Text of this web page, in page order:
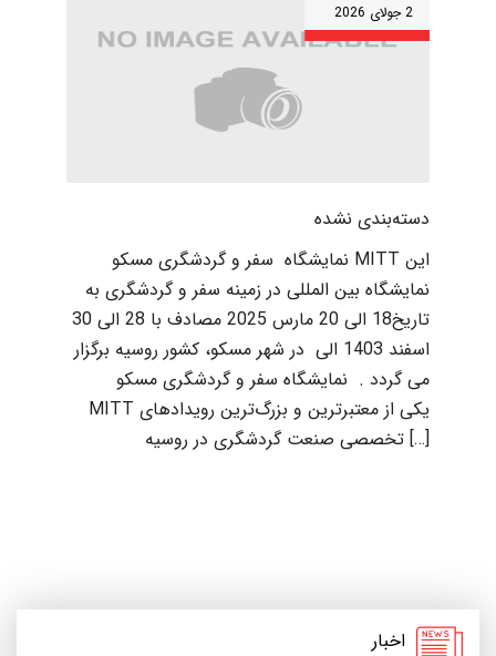
2 جولای 2026
دسته‌بندی نشده
نمایشگاه سفر و گردشگری مسکو MITT این
نمایشگاه بین المللی در زمینه سفر و گردشگری به
تاریخ18 الی 20 مارس 2025 مصادف با 28 الی 30
اسفند 1403 الی در شهر مسکو، کشور روسیه برگزار
می گردد . نمایشگاه سفر و گردشگری مسکو
MITT یکی از معتبرترین و بزرگ‌ترین رویدادهای
تخصصی صنعت گردشگری در روسیه […]
اخبار